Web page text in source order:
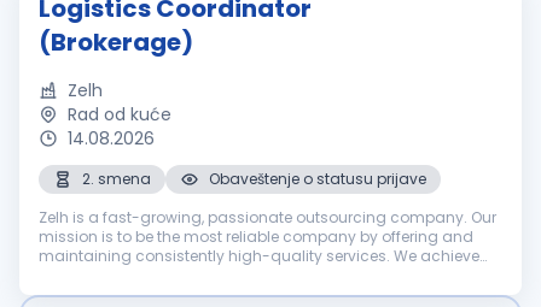
Logistics Coordinator
(Brokerage)
Zelh
Rad od kuće
14.08.2026
2. smena
Obaveštenje o statusu prijave
Zelh is a fast-growing, passionate outsourcing company. Our
mission is to be the most reliable company by offering and
maintaining consistently high-quality services. We achieve
customers, employe...